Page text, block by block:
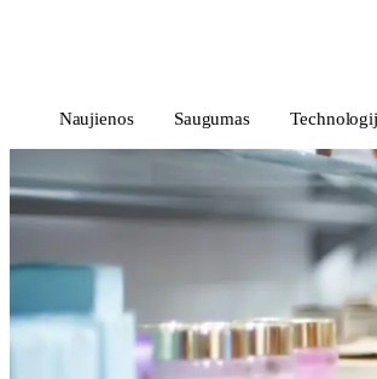
Naujienos Saugumas